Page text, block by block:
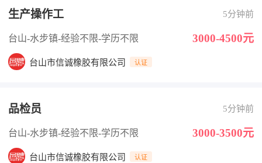
生产操作工 5分钟前
台山-水步镇-经验不限-学历不限 3000-4500元
台山市信诚橡胶有限公司 认证
品检员 5分钟前
台山-水步镇-经验不限-学历不限 3000-3500元
台山市信诚橡胶有限公司 认证